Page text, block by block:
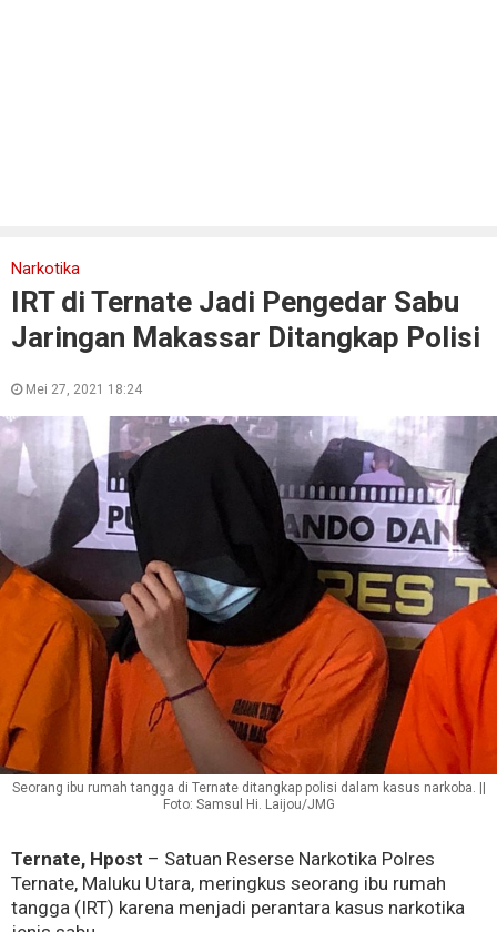
Narkotika
IRT di Ternate Jadi Pengedar Sabu
Jaringan Makassar Ditangkap Polisi
Mei 27, 2021 18:24
Seorang ibu rumah tangga di Ternate ditangkap polisi dalam kasus narkoba. ||
Foto: Samsul Hi. Laijou/JMG
Ternate, Hpost – Satuan Reserse Narkotika Polres
Ternate, Maluku Utara, meringkus seorang ibu rumah
tangga (IRT) karena menjadi perantara kasus narkotika